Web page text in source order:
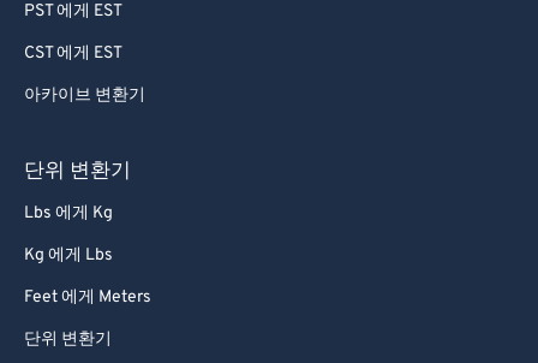
PST 에게 EST
CST 에게 EST
아카이브 변환기
단위 변환기
Lbs 에게 Kg
Kg 에게 Lbs
Feet 에게 Meters
단위 변환기